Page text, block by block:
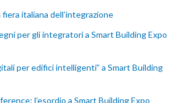
italiana dell’integrazione
per gli integratori a Smart Building Expo
per edifici intelligenti” a Smart Building
l’esordio a Smart Building Expo